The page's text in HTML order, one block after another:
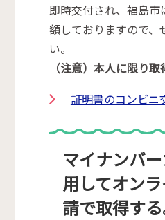
即時交付され、福島
額しておりますので、
い。
（注意）本人に限り取
証明書のコンビニ
マイナンバ
用してオン
請で取得する